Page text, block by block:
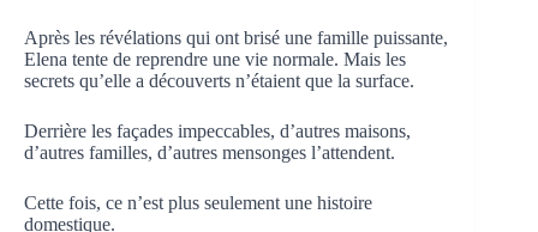
Après les révélations qui ont brisé une famille puissante,
Elena tente de reprendre une vie normale. Mais les
secrets qu’elle a découverts n’étaient que la surface.
Derrière les façades impeccables, d’autres maisons,
d’autres familles, d’autres mensonges l’attendent.
Cette fois, ce n’est plus seulement une histoire
domestique.